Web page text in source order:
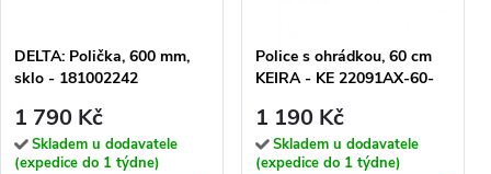
DELTA: Polička, 600 mm,
sklo - 181002242
1 790 Kč
Skladem u dodavatele
(expedice do 1 týdne)
Police s ohrádkou, 60 cm
KEIRA - KE 22091AX-60-
1 190 Kč
Skladem u dodavatele
(expedice do 1 týdne)